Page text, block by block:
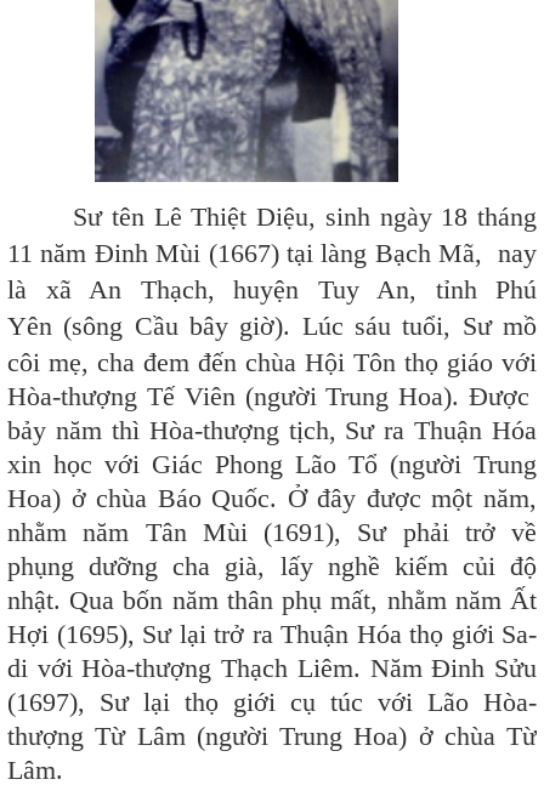
Sư tên Lê Thiệt Diệu, sinh ngày 18 tháng
11 năm Đinh Mùi (1667) tại làng Bạch Mã, nay
là xã An Thạch, huyện Tuy An, tỉnh Phú
Yên (sông Cầu bây giờ). Lúc sáu tuổi, Sư mồ
côi mẹ, cha đem đến chùa Hội Tôn thọ giáo với
Hòa-thượng Tế Viên (người Trung Hoa). Được
bảy năm thì Hòa-thượng tịch, Sư ra Thuận Hóa
xin học với Giác Phong Lão Tổ (người Trung
Hoa) ở chùa Báo Quốc. Ở đây được một năm,
nhằm năm Tân Mùi (1691), Sư phải trở về
phụng dưỡng cha già, lấy nghề kiếm củi độ
nhật. Qua bốn năm thân phụ mất, nhằm năm Ất
Hợi (1695), Sư lại trở ra Thuận Hóa thọ giới Sa-
di với Hòa-thượng Thạch Liêm. Năm Đinh Sửu
(1697), Sư lại thọ giới cụ túc với Lão Hòa-
thượng Từ Lâm (người Trung Hoa) ở chùa Từ
Lâm.